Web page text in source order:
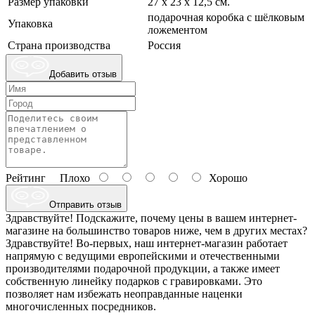
Упаковка
подарочная коробка с шёлковым
ложементом
Страна производства
Россия
Добавить отзыв
Рейтинг Плохо Хорошо
Отправить отзыв
Здравствуйте! Подскажите, почему цены в вашем интернет-
магазине на большинство товаров ниже, чем в других местах?
Здравствуйте! Во-первых, наш интернет-магазин работает
напрямую с ведущими европейскими и отечественными
производителями подарочной продукции, а также имеет
собственную линейку подарков с гравировками. Это
позволяет нам избежать неоправданные наценки
многочисленных посредников.